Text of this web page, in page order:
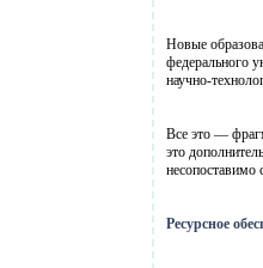
Новые
федерального
научно-
Все это —
это
несопоставимо
Ресурсное